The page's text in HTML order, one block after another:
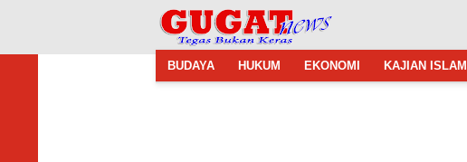
BUDAYA HUKUM EKONOMI KAJIAN ISLAM